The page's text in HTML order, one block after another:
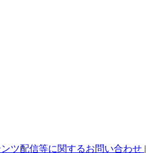
ツ配信等に関するお問い合わせ |